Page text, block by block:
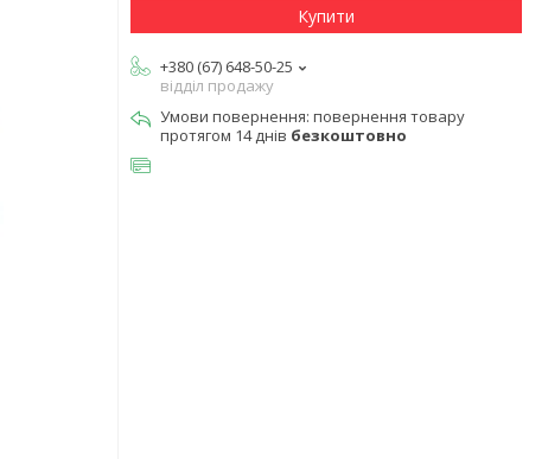
Купити
+380 (67) 648-50-25
відділ продажу
повернення товару
протягом 14 днів безкоштовно